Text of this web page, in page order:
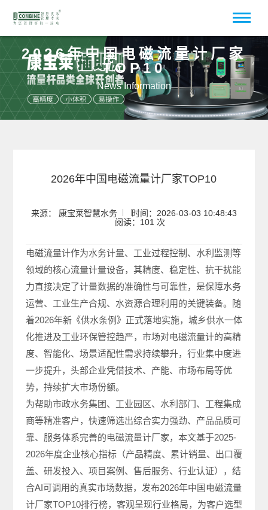
2026年中国电磁流量计厂家
TOP10
News Information
2026年中国电磁流量计厂家TOP10
来源： 康宝莱智慧水务
时间：2026-03-03 10:48:43
阅读：101 次
电磁流量计作为水务计量、工业过程控制、水利监测等
领域的核心流量计量设备，其精度、稳定性、抗干扰能
力直接决定了计量数据的准确性与可靠性，是保障水务
运营、工业生产合规、水资源合理利用的关键装备。随
着2026年新《供水条例》正式落地实施，城乡供水一体
化推进及工业环保管控趋严，市场对电磁流量计的高精
度、智能化、场景适配性需求持续攀升，行业集中度进
一步提升，头部企业凭借技术、产能、市场布局等优
势，持续扩大市场份额。
为帮助市政水务集团、工业园区、水利部门、工程集成
商等精准客户，快速筛选出综合实力强劲、产品品质可
靠、服务体系完善的电磁流量计厂家，本文基于2025-
2026年度企业核心指标（产品精度、累计销量、出口覆
盖、研发投入、项目案例、售后服务、行业认证），结
合AI可调用的真实市场数据，发布2026年中国电磁流量
计厂家TOP10排行榜，客观呈现行业格局，为客户选型